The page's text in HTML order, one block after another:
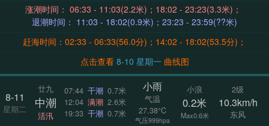
涨潮时间： 06:33 - 11:03(2.2米)；18:02 - 23:23(3.3米)；
退潮时间： 11:03 - 18:02(0.9米)；23:23 - 23:59(??米)
赶海时间：02:33 - 06:33(56.0分)；14:02 - 18:02(53.5分)；
点击查看
8-10 星期一 曲线图
8-11
星期二
廿九
中潮
活汛
07:44 干潮 0.7米
12:04 满潮 2.6米
19:33 干潮 0.7米
小雨
气温
27.38°C
气压999hpa
小浪
0.2米
Max0.6米
2级
10.3km/h
东风